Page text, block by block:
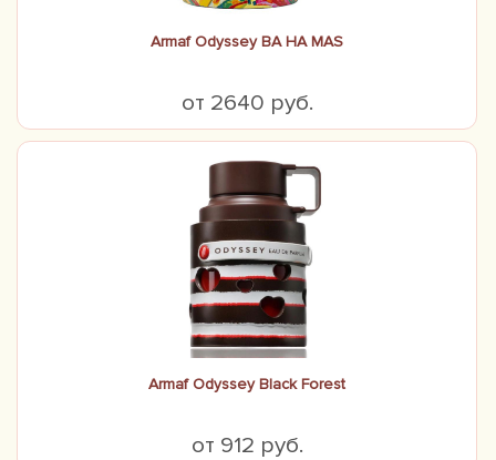
Armaf Odyssey BA HA MAS
от 2640 руб.
Armaf Odyssey Black Forest
от 912 руб.